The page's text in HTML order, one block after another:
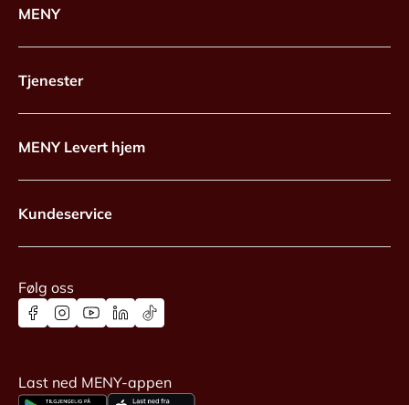
MENY
Tjenester
MENY Levert hjem
Kundeservice
Følg oss
Last ned MENY-appen